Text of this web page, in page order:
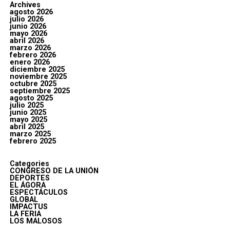
Archives
agosto 2026
julio 2026
junio 2026
mayo 2026
abril 2026
marzo 2026
febrero 2026
enero 2026
diciembre 2025
noviembre 2025
octubre 2025
septiembre 2025
agosto 2025
julio 2025
junio 2025
mayo 2025
abril 2025
marzo 2025
febrero 2025
Categories
CONGRESO DE LA UNIÓN
DEPORTES
EL ÁGORA
ESPECTÁCULOS
GLOBAL
IMPACTUS
LA FERIA
LOS MALOSOS